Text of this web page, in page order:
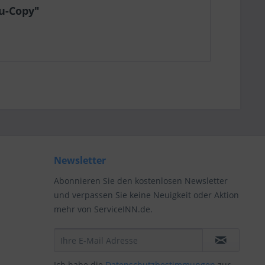
Copy"
Newsletter
Abonnieren Sie den kostenlosen Newsletter
und verpassen Sie keine Neuigkeit oder Aktion
mehr von ServiceINN.de.